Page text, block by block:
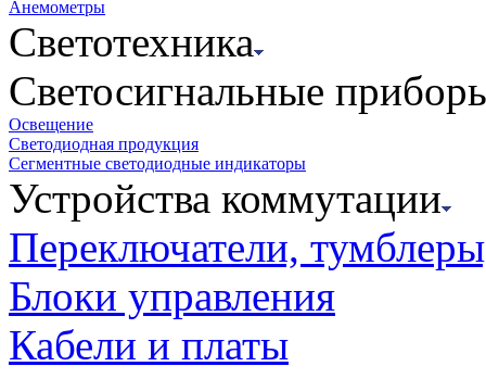
Анемометры
Светотехника
Светосигнальные
Освещение
Светодиодная продукция
Сегментные светодиодные индикаторы
Устройства коммутации
Переключатели,
Блоки управления
Кабели и платы